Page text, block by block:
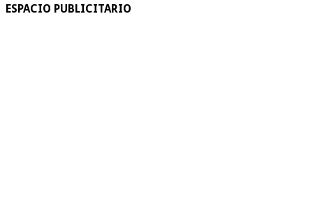
ESPACIO PUBLICITARIO